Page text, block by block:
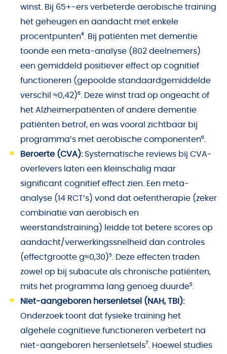
winst. Bij 65+-ers verbeterde aerobische training
het geheugen en aandacht met enkele
procentpunten⁴. Bij patiënten met dementie
toonde een meta-analyse (802 deelnemers)
een gemiddeld positiever effect op cognitief
functioneren (gepoolde standaardgemiddelde
verschil ≈0,42)⁶. Deze winst trad op ongeacht of
het Alzheimerpatiënten of andere dementie
patiënten betrof, en was vooral zichtbaar bij
programma’s met aerobische componenten⁶.
Beroerte (CVA):Systematische reviews bij CVA-
overlevers laten een kleinschalig maar
significant cognitief effect zien. Een meta-
analyse (14 RCT’s) vond dat oefentherapie (zeker
combinatie van aerobisch en
weerstandstraining) leidde tot betere scores op
aandacht/verwerkingssnelheid dan controles
(effectgrootte g≈0,30)⁵. Deze effecten traden
zowel op bij subacute als chronische patiënten,
mits het programma lang genoeg duurde⁵.
Niet-aangeboren hersenletsel (NAH, TBI):
Onderzoek toont dat fysieke training het
algehele cognitieve functioneren verbetert na
niet-aangeboren hersenletsels⁷. Hoewel studies